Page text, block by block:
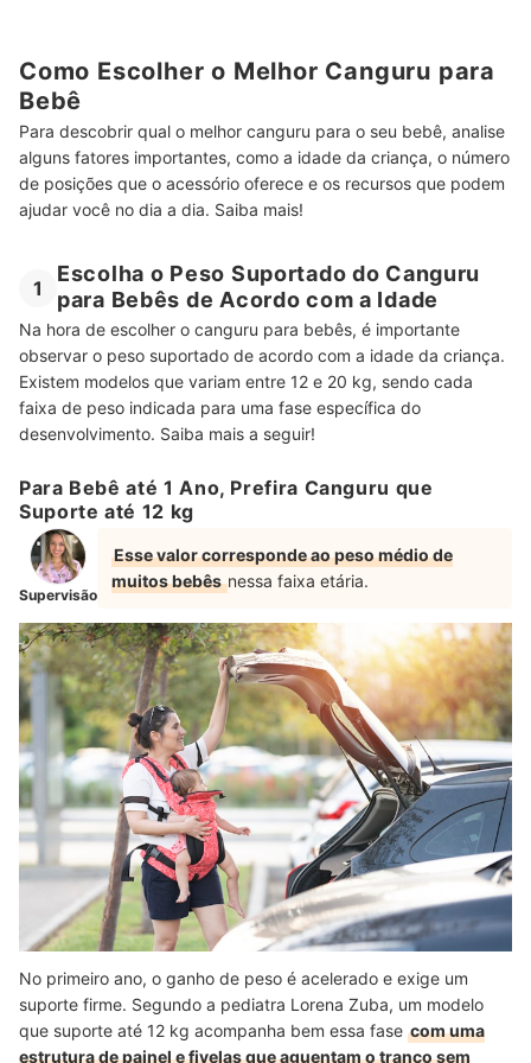
Como Escolher o Melhor Canguru para
Bebê
Para descobrir qual o melhor canguru para o seu bebê, analise
alguns fatores importantes, como a idade da criança, o número
de posições que o acessório oferece e os recursos que podem
ajudar você no dia a dia. Saiba mais!
1
Escolha o Peso Suportado do Canguru
para Bebês de Acordo com a Idade
Na hora de escolher o canguru para bebês, é importante
observar o peso suportado de acordo com a idade da criança.
Existem modelos que variam entre 12 e 20 kg, sendo cada
faixa de peso indicada para uma fase específica do
desenvolvimento. Saiba mais a seguir!
Para Bebê até 1 Ano, Prefira Canguru que
Suporte até 12 kg
Supervisão
Esse valor corresponde ao peso médio de
muitos bebêsnessa faixa etária.
No primeiro ano, o ganho de peso é acelerado e exige um
suporte firme. Segundo a pediatra Lorena Zuba, um modelo
que suporte até 12 kg acompanha bem essa fase com uma
estrutura de painel e fivelas que aguentam o tranco sem